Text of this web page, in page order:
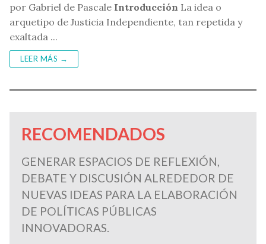
por Gabriel de Pascale Introducción La idea o
arquetipo de Justicia Independiente, tan repetida y
exaltada ...
LEER MÁS →
RECOMENDADOS
GENERAR ESPACIOS DE REFLEXIÓN,
DEBATE Y DISCUSIÓN ALREDEDOR DE
NUEVAS IDEAS PARA LA ELABORACIÓN
DE POLÍTICAS PÚBLICAS
INNOVADORAS.